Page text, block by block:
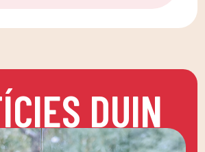
DUIN